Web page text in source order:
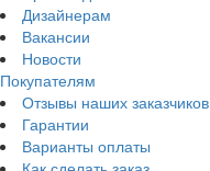
Дизайнерам
Вакансии
Новости
Покупателям
Отзывы наших заказчиков
Гарантии
Варианты оплаты